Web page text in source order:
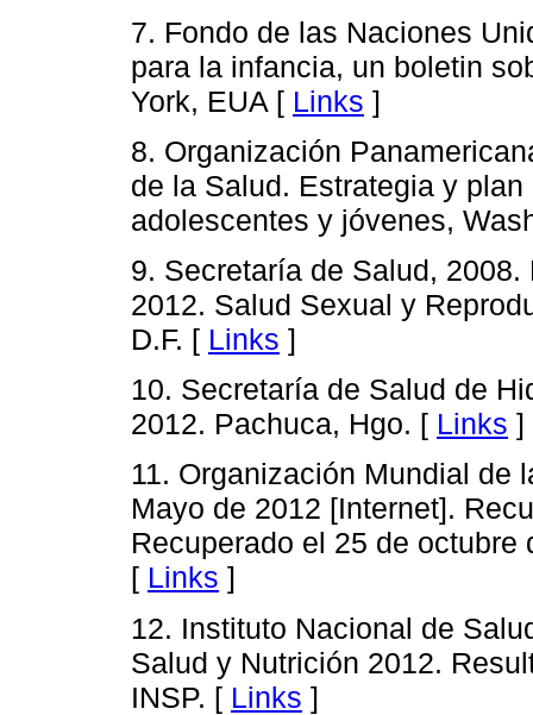
7. Fondo de las Naciones
para la infancia, un boletin
York, EUA [ Links ]
8. Organización
de la Salud. Estrategia y
adolescentes y jóvenes,
9. Secretaría de Salud,
2012. Salud Sexual y
D.F. [ Links ]
10. Secretaría de Salud de
2012. Pachuca, Hgo. [ Links ]
11. Organización Mundial de
Mayo de 2012 [Internet].
Recuperado el 25 de
[ Links ]
12. Instituto Nacional de
Salud y Nutrición 2012.
INSP. [ Links ]